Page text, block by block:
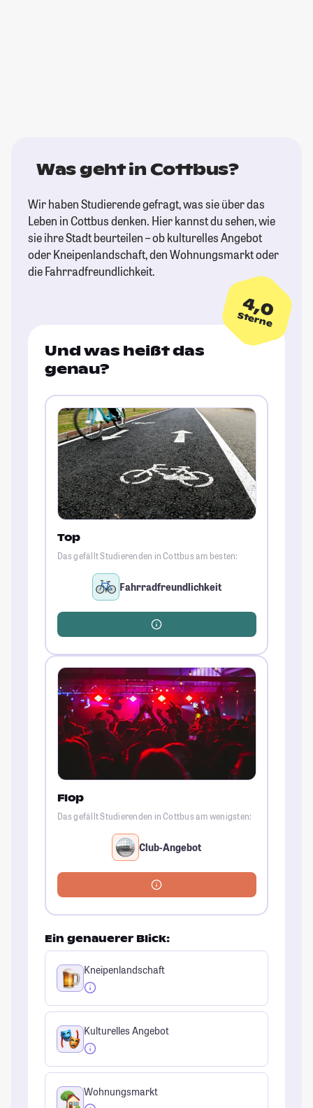
Was geht in Cottbus?
Wir haben Studierende gefragt, was sie über das
Leben in Cottbus denken. Hier kannst du sehen, wie
sie ihre Stadt beurteilen – ob kulturelles Angebot
oder Kneipenlandschaft, den Wohnungsmarkt oder
die Fahrradfreundlichkeit.
4,0
Sterne
Und was heißt das
genau?
Top
Das gefällt Studierenden in Cottbus am besten:
Fahrradfreundlichkeit
Flop
Das gefällt Studierenden in Cottbus am wenigsten:
Club-Angebot
Ein genauerer Blick:
Kneipenlandschaft
Kulturelles Angebot
Wohnungsmarkt